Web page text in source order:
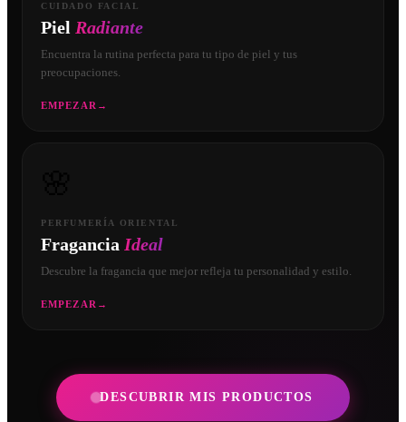
CUIDADO FACIAL
Piel Radiante
Encuentra la rutina perfecta para tu tipo de piel y tus
preocupaciones.
EMPEZAR →
PERFUMERÍA ORIENTAL
Fragancia Ideal
Descubre la fragancia que mejor refleja tu personalidad y estilo.
EMPEZAR →
DESCUBRIR MIS PRODUCTOS